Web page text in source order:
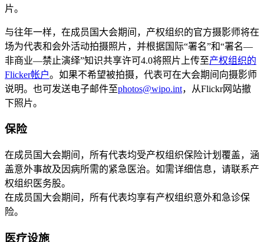
片。
与往年一样，在成员国大会期间，产权组织的官方摄影师将在
场为代表和会外活动拍摄照片，并根据国际“署名”和“署名—
非商业—禁止演绎”知识共享许可4.0将照片上传至产权组织的
Flicker帐户。如果不希望被拍摄，代表可在大会期间向摄影师
说明。也可发送电子邮件至photos@wipo.int，从Flickr网站撤
下照片。​​​​​
保险
在成员国大会期间，所有代表均受产权组织保险计划覆盖，涵
盖意外事故及因病所需的紧急医治。如需详细信息，请联系产
权组织医务股。
在成员国大会期间，所有代表均享有产权组织意外和急诊保
险。
医疗设施